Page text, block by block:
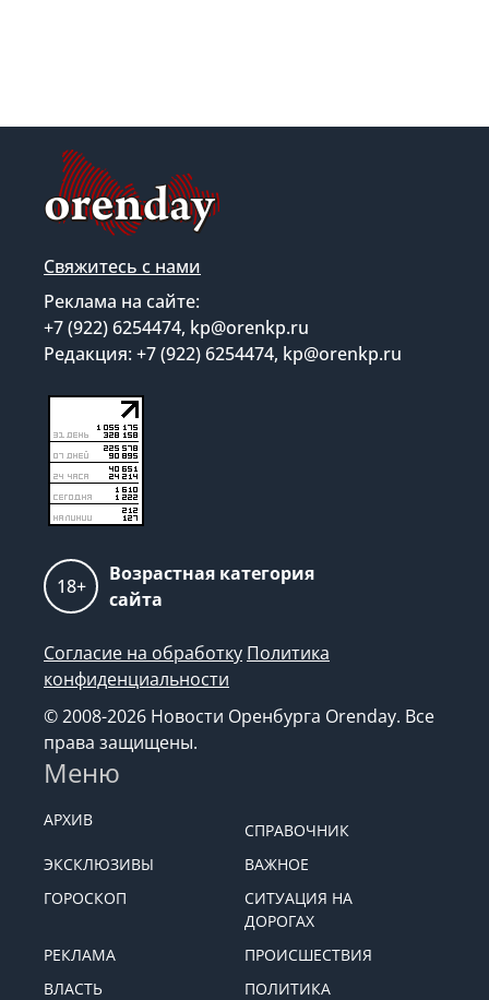
Свяжитесь с нами
Реклама на сайте:
+7 (922) 6254474, kp@orenkp.ru
Редакция: +7 (922) 6254474, kp@orenkp.ru
18+
Возрастная категория
сайта
Согласие на обработку Политика
конфиденциальности
© 2008-2026 Новости Оренбурга Orenday. Все
права защищены.
Меню
АРХИВ
СПРАВОЧНИК
ЭКСКЛЮЗИВЫ
ВАЖНОЕ
ГОРОСКОП
СИТУАЦИЯ НА
ДОРОГАХ
РЕКЛАМА
ПРОИСШЕСТВИЯ
ВЛАСТЬ
ПОЛИТИКА